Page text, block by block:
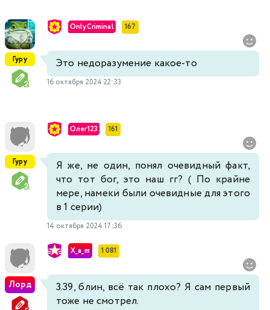
Гуру
OnlyCriminal 167
Это недоразумение какое-то
16 октября 2024 22:33
Гуру
Олег123 161
Я же, не один, понял очевидный факт,
что тот бог, это наш гг? ( По крайне
мере, намеки были очевидные для этого
в 1 серии)
14 октября 2024 17:36
Лорд
X_a_m 1 081
3.39, блин, всё так плохо? Я сам первый
тоже не смотрел.